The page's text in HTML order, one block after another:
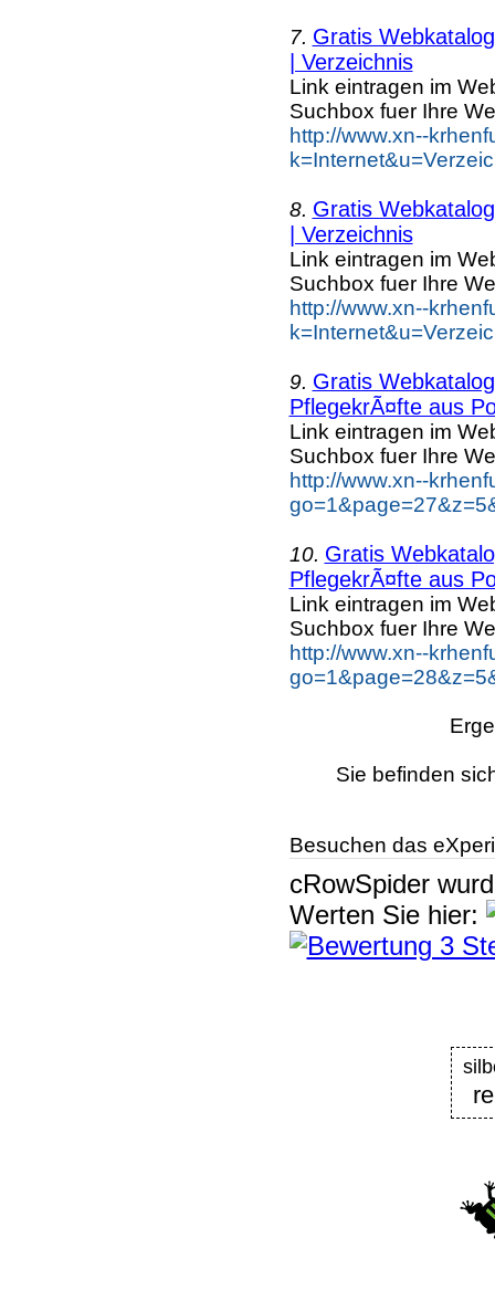
7. Gratis
| Verzeichnis
Link eintragen im
Suchbox fuer Ihre
http://www.xn--
8. Gratis
| Verzeichnis
Link eintragen im
Suchbox fuer Ihre
http://www.xn--
9. Gratis
PflegekrÃ¤fte aus
Link eintragen im
Suchbox fuer Ihre
http://www.xn--
10. Gratis
PflegekrÃ¤fte aus
Link eintragen im
Suchbox fuer Ihre
http://www.xn--
Sie befinden
Besuchen das
cRowSpider
Werten Sie hier: